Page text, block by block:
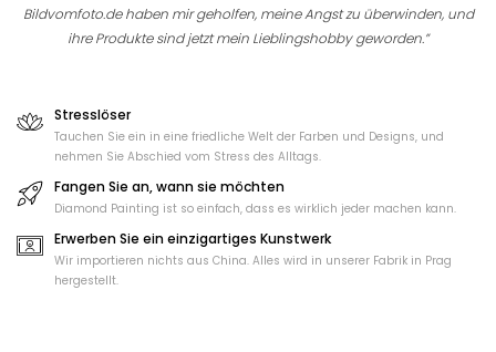
Bildvomfoto.de haben mir geholfen, meine Angst zu überwinden, und
ihre Produkte sind jetzt mein Lieblingshobby geworden.”
Stresslöser
Tauchen Sie ein in eine friedliche Welt der Farben und Designs, und
nehmen Sie Abschied vom Stress des Alltags.
Fangen Sie an, wann sie möchten
Diamond Painting ist so einfach, dass es wirklich jeder machen kann.
Erwerben Sie ein einzigartiges Kunstwerk
Wir importieren nichts aus China. Alles wird in unserer Fabrik in Prag
hergestellt.